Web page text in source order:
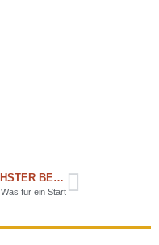
NÄCHSTER BEITRAG
Was für ein Start